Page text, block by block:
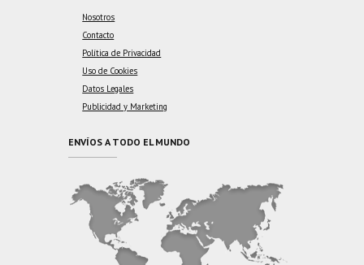
Nosotros
Contacto
Política de Privacidad
Uso de Cookies
Datos Legales
Publicidad y Marketing
ENVÍOS A TODO EL MUNDO